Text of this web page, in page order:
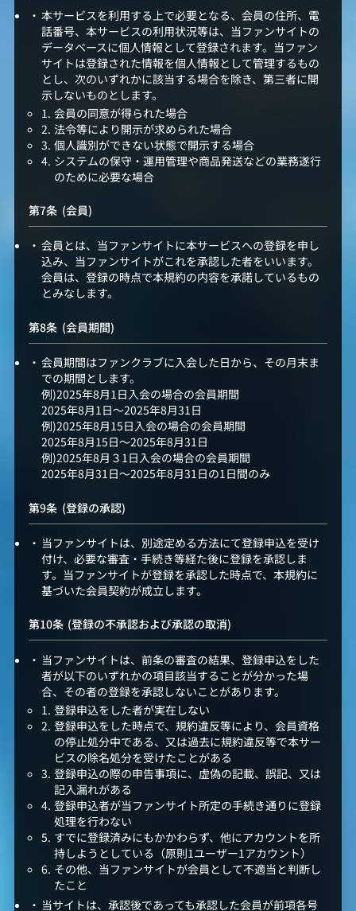
本サービスを利用する上で必要となる、会員の住所、電
話番号、本サービスの利用状況等は、当ファンサイトの
データベースに個人情報として登録されます。当ファン
サイトは登録された情報を個人情報として管理するもの
とし、次のいずれかに該当する場合を除き、第三者に開
示しないものとします。
会員の同意が得られた場合
法令等により開示が求められた場合
個人識別ができない状態で開示する場合
システムの保守・運用管理や商品発送などの業務遂行
のために必要な場合
(会員)
会員とは、当ファンサイトに本サービスへの登録を申し
込み、当ファンサイトがこれを承認した者をいいます。
会員は、登録の時点で本規約の内容を承諾しているもの
とみなします。
(会員期間)
会員期間はファンクラブに入会した日から、その月末ま
での期間とします。
例)2025年8月1日入会の場合の会員期間
2025年8月1日～2025年8月31日
例)2025年8月15日入会の場合の会員期間
2025年8月15日～2025年8月31日
例)2025年8月３1日入会の場合の会員期間
2025年8月31日～2025年8月31日の1日間のみ
(登録の承認)
当ファンサイトは、別途定める方法にて登録申込を受け
付け、必要な審査・手続き等経た後に登録を承認しま
す。当ファンサイトが登録を承認した時点で、本規約に
基づいた会員契約が成立します。
(登録の不承認および承認の取消)
当ファンサイトは、前条の審査の結果、登録申込をした
者が以下のいずれかの項目該当することが分かった場
合、その者の登録を承認しないことがあります。
登録申込をした者が実在しない
登録申込をした時点で、規約違反等により、会員資格
の停止処分中である、又は過去に規約違反等で本サー
ビスの除名処分を受けたことがある
登録申込の際の申告事項に、虚偽の記載、誤記、又は
記入漏れがある
登録申込者が当ファンサイト所定の手続き通りに登録
処理を行わない
すでに登録済みにもかかわらず、他にアカウントを所
持しようとしている（原則1ユーザー1アカウント）
その他、当ファンサイトが会員として不適当と判断し
たこと
当サイトは、承認後であっても承認した会員が前項各号